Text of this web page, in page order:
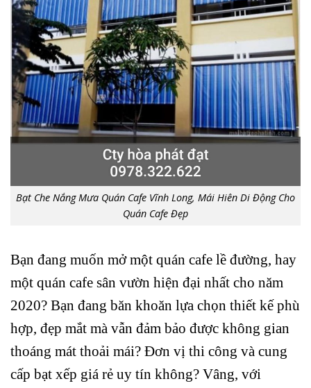
Bạt Che Nắng Mưa Quán Cafe Vĩnh Long, Mái Hiên Di Động Cho
Quán Cafe Đẹp
Bạn đang muốn mở một quán cafe lề đường, hay
một quán cafe sân vườn hiện đại nhất cho năm
2020? Bạn đang băn khoăn lựa chọn thiết kế phù
hợp, đẹp mắt mà vẫn đảm bảo được không gian
thoáng mát thoải mái? Đơn vị thi công và cung
cấp bạt xếp giá rẻ uy tín không? Vâng, với